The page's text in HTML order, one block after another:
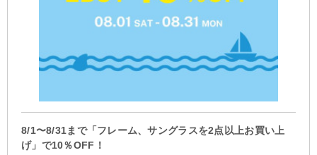
8/1〜8/31まで「フレーム、サングラスを2点以上お買い上
げ」で10％OFF！